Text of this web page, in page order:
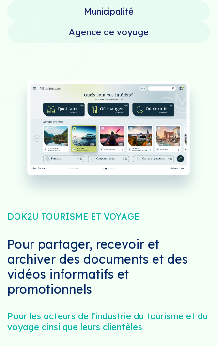
Municipalité
Agence de voyage
DOK2U TOURISME ET VOYAGE
Pour partager, recevoir et
archiver des documents et des
vidéos informatifs et
promotionnels
Pour les acteurs de l’industrie du tourisme et du
voyage ainsi que leurs clientèles